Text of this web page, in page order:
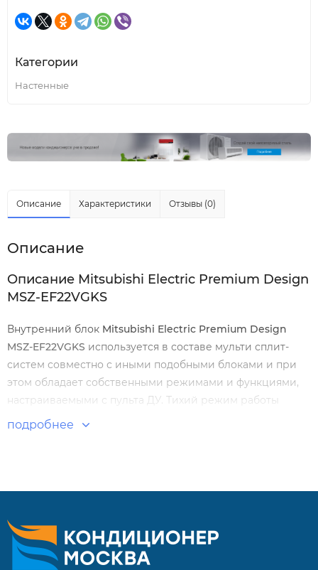
Категории
Настенные
Описание Характеристики Отзывы (0)
Описание
Описание Mitsubishi Electric Premium Design
MSZ-EF22VGKS
Внутренний блок Mitsubishi Electric Premium Design
MSZ-EF22VGKS используется в составе мульти сплит-
систем совместно с иными подобными блоками и при
этом обладает собственными режимами и функциями,
настраиваемыми с пульта ДУ. Тихий режим работы
улучшает комфорт и самочувствие. В этом направлении
Низкий уровень шума от 19 дБ(А)
Комплектуются обновленными пультами управления с
подробнее